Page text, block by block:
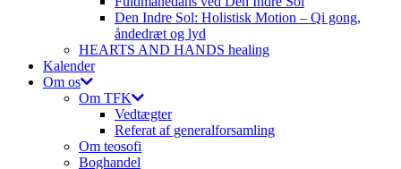
Den Indre Sol: Holistisk Motion – Qi gong,
åndedræt og lyd
HEARTS AND HANDS healing
Kalender
Om os
Om TFK
Vedtægter
Referat af generalforsamling
Om teosofi
Boghandel